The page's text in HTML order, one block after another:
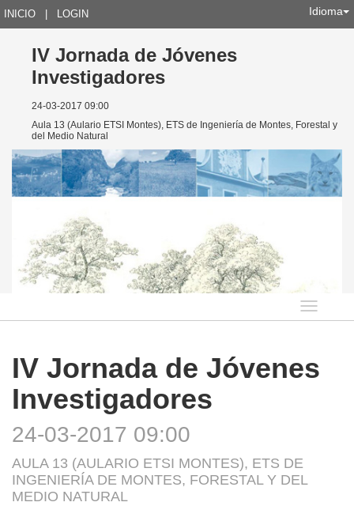
INICIO LOGIN Idioma
IV Jornada de Jóvenes
Investigadores
24-03-2017 09:00
Aula 13 (Aulario ETSI Montes), ETS de Ingeniería de Montes, Forestal y
del Medio Natural
Idioma
IV Jornada de Jóvenes
Investigadores
24-03-2017 09:00
AULA 13 (AULARIO ETSI MONTES), ETS DE
INGENIERÍA DE MONTES, FORESTAL Y DEL
MEDIO NATURAL